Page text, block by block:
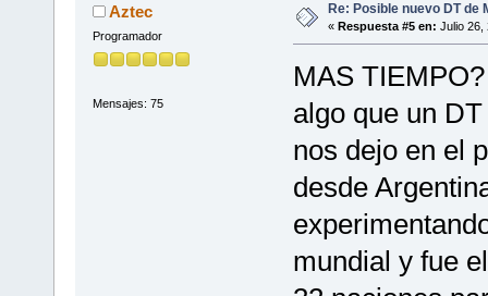
Aztec
Programador
Mensajes: 75
Re: Posible nuevo DT de
« Respuesta #5 en: Julio 26,
MAS
algo que un
nos dejo en el
desde
mundial y fue